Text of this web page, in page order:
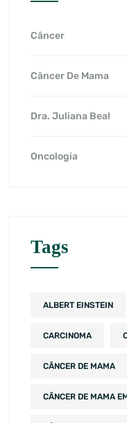
Câncer
Câncer De Mama
Dra. Juliana Beal
Oncologia
Tags
ALBERT EINSTEIN
CARCINOMA
CÂNCER DE MAMA
CÂNCER DE MAMA